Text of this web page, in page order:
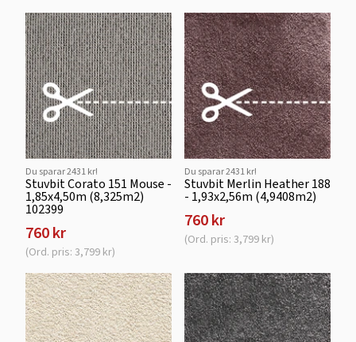
Du sparar 2431 kr!
Stuvbit Corato 151 Mouse -
1,85x4,50m (8,325m2)
102399
760 kr
(Ord. pris: 3,799 kr)
Du sparar 2431 kr!
Stuvbit Merlin Heather 188
- 1,93x2,56m (4,9408m2)
760 kr
(Ord. pris: 3,799 kr)